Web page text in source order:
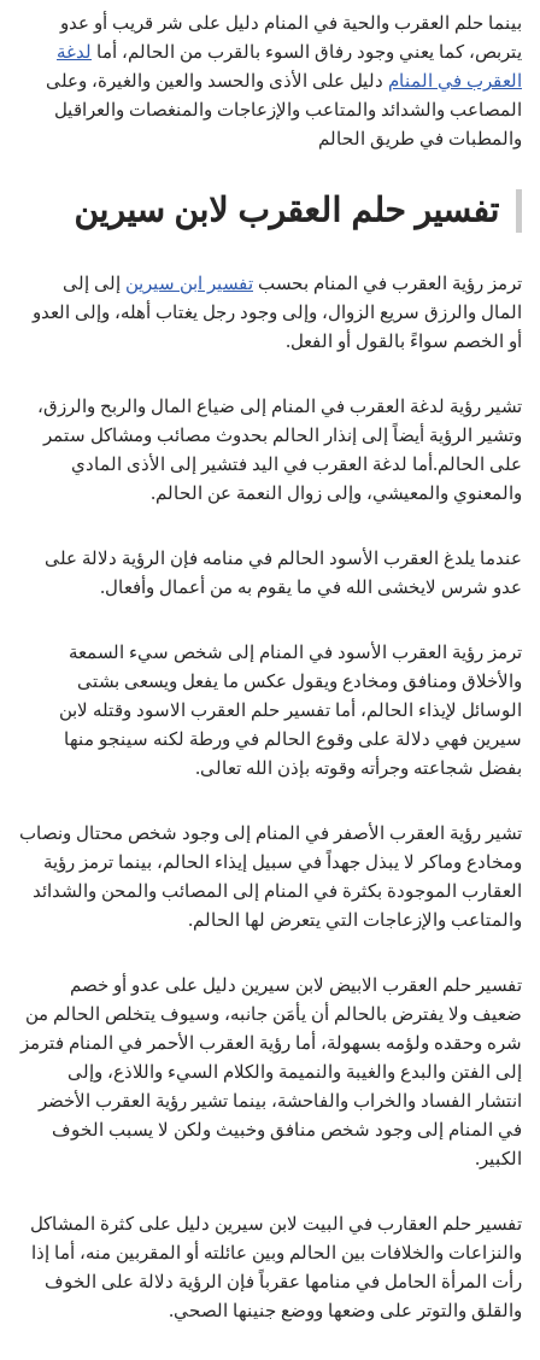
بينما حلم العقرب والحية في المنام دليل على شر قريب أو عدو
يتربص، كما يعني وجود رفاق السوء بالقرب من الحالم، أما لدغة
العقرب في المنام دليل على الأذى والحسد والعين والغيرة، وعلى
المصاعب والشدائد والمتاعب والإزعاجات والمنغصات والعراقيل
والمطبات في طريق الحالم
تفسير حلم العقرب لابن سيرين
ترمز رؤية العقرب في المنام بحسب تفسير ابن سيرين إلى إلى
المال والرزق سريع الزوال، وإلى وجود رجل يغتاب أهله، وإلى العدو
أو الخصم سواءً بالقول أو الفعل.
تشير رؤية لدغة العقرب في المنام إلى ضياع المال والربح والرزق،
وتشير الرؤية أيضاً إلى إنذار الحالم بحدوث مصائب ومشاكل ستمر
على الحالم.أما لدغة العقرب في اليد فتشير إلى الأذى المادي
والمعنوي والمعيشي، وإلى زوال النعمة عن الحالم.
عندما يلدغ العقرب الأسود الحالم في منامه فإن الرؤية دلالة على
عدو شرس لايخشى الله في ما يقوم به من أعمال وأفعال.
ترمز رؤية العقرب الأسود في المنام إلى شخص سيء السمعة
والأخلاق ومنافق ومخادع ويقول عكس ما يفعل ويسعى بشتى
الوسائل لإيذاء الحالم، أما تفسير حلم العقرب الاسود وقتله لابن
سيرين فهي دلالة على وقوع الحالم في ورطة لكنه سينجو منها
بفضل شجاعته وجرأته وقوته بإذن الله تعالى.
تشير رؤية العقرب الأصفر في المنام إلى وجود شخص محتال ونصاب
ومخادع وماكر لا يبذل جهداً في سبيل إيذاء الحالم، بينما ترمز رؤية
العقارب الموجودة بكثرة في المنام إلى المصائب والمحن والشدائد
والمتاعب والإزعاجات التي يتعرض لها الحالم.
تفسير حلم العقرب الابيض لابن سيرين دليل على عدو أو خصم
ضعيف ولا يفترض بالحالم أن يأمَن جانبه، وسيوف يتخلص الحالم من
شره وحقده ولؤمه بسهولة، أما رؤية العقرب الأحمر في المنام فترمز
إلى الفتن والبدع والغيبة والنميمة والكلام السيء واللاذع، وإلى
انتشار الفساد والخراب والفاحشة، بينما تشير رؤية العقرب الأخضر
في المنام إلى وجود شخص منافق وخبيث ولكن لا يسبب الخوف
الكبير.
تفسير حلم العقارب في البيت لابن سيرين دليل على كثرة المشاكل
والنزاعات والخلافات بين الحالم وبين عائلته أو المقربين منه، أما إذا
رأت المرأة الحامل في منامها عقرباً فإن الرؤية دلالة على الخوف
والقلق والتوتر على وضعها ووضع جنينها الصحي.